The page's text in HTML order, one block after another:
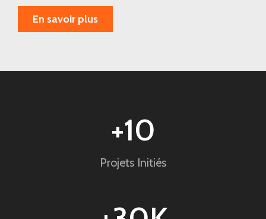
En savoir plus
+10
Projets Initiés